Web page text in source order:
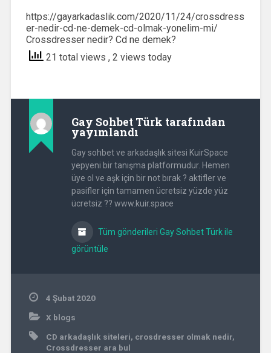
https://gayarkadaslik.com/2020/11/24/crossdress
er-nedir-cd-ne-demek-cd-olmak-yonelim-mi/
Crossdresser nedir? Cd ne demek?
21 total views , 2 views today
Gay Sohbet Türk tarafından
yayımlandı
Gay sohbet ve arkadaşlık sitesi KuirSpace
yepyeni bir tanışma platformudur. Hemen
üye ol ve aşk için bir not bırak ? aktifler ve
pasifler için tamamen ücretsiz yüzde yüz
ücretsiz ?? www.kuir.space
Tüm gönderileri Gay Sohbet Türk ile
görüntüle
4 Şubat 2020
X blogs
CD arkadaşlık siteleri, crosdresser olmak nedir,
Crossdresser ara bul